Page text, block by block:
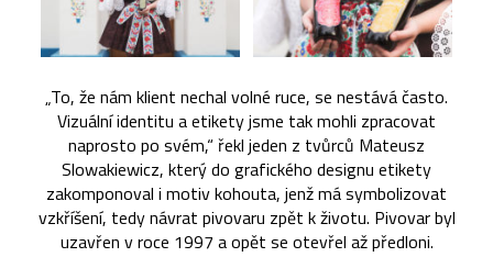
„To, že nám klient nechal volné ruce, se nestává často.
Vizuální identitu a etikety jsme tak mohli zpracovat
naprosto po svém,“ řekl jeden z tvůrců Mateusz
Slowakiewicz, který do grafického designu etikety
zakomponoval i motiv kohouta, jenž má symbolizovat
vzkříšení, tedy návrat pivovaru zpět k životu. Pivovar byl
uzavřen v roce 1997 a opět se otevřel až předloni.